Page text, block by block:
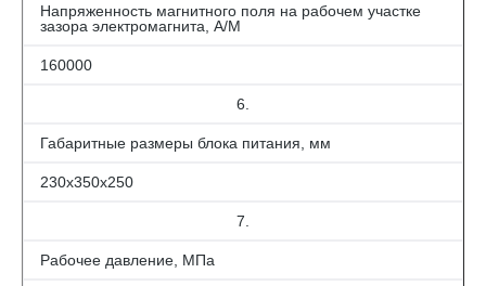
Напряженность магнитного поля на рабочем участке
зазора электромагнита, А/М
160000
6.
Габаритные размеры блока питания, мм
230х350х250
7.
Рабочее давление, МПа